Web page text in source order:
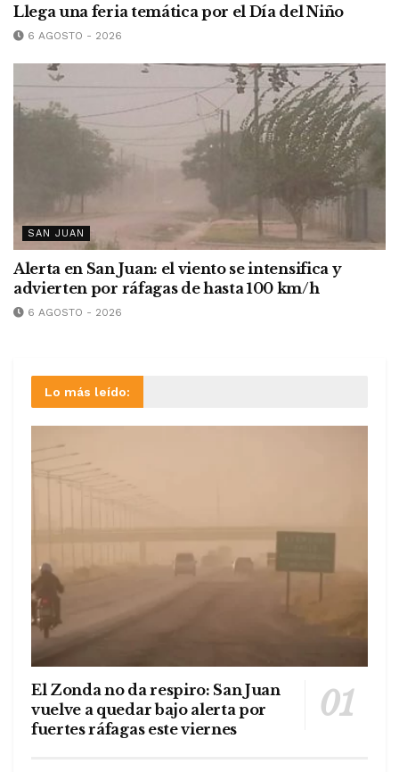
Llega una feria temática por el Día del Niño
6 AGOSTO - 2026
SAN JUAN
Alerta en San Juan: el viento se intensifica y
advierten por ráfagas de hasta 100 km/h
6 AGOSTO - 2026
Lo más leído:
El Zonda no da respiro: San Juan
vuelve a quedar bajo alerta por
fuertes ráfagas este viernes